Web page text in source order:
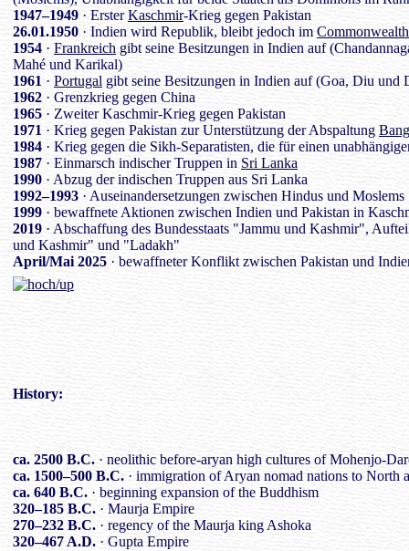
1947–1949 · ErsterKaschmir-Krieg gegen Pakistan
26.01.1950 · Indien wird Republik, bleibt jedoch im Commonwealth
1954 · Frankreich gibt seine Besitzungen in Indien auf
Mahé und Karikal)
1961 · Portugal gibt seine Besitzungen in Indien auf (Goa, Diu und
1962 · Grenzkrieg gegen China
1965 · Zweiter Kaschmir-Krieg gegen Pakistan
1971 · Krieg gegen Pakistan zur Unterstützung der Abspaltung
1984 · Krieg gegen die Sikh-Separatisten, die für einen
1987 · Einmarsch indischer Truppen in Sri Lanka
1990 · Abzug der indischen Truppen aus Sri Lanka
1992–1993 · Auseinandersetzungen zwischen Hindus und Moslems
1999 · bewaffnete Aktionen zwischen Indien und Pakistan in
2019 · Abschaffung des Bundesstaats "Jammu und Kashmir",
und Kashmir" und "Ladakh"
April/Mai 2025 · bewaffneter Konflikt zwischen Pakistan und
History:
ca. 2500 B.C. · neolithic before-aryan high cultures of Mohenjo-
ca. 1500–500 B.C. · immigration of Aryan nomad nations to North
ca. 640 B.C. · beginning expansion of the Buddhism
320–185 B.C. · Maurja Empire
270–232 B.C. · regency of the Maurja king Ashoka
320–467 A.D.· Gupta Empire